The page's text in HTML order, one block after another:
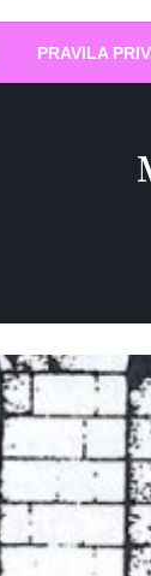
PRAVILA